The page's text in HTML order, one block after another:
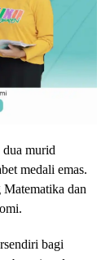
murid
medali emas.
dan
bagi